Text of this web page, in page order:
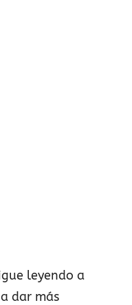
leyendo a
dar más